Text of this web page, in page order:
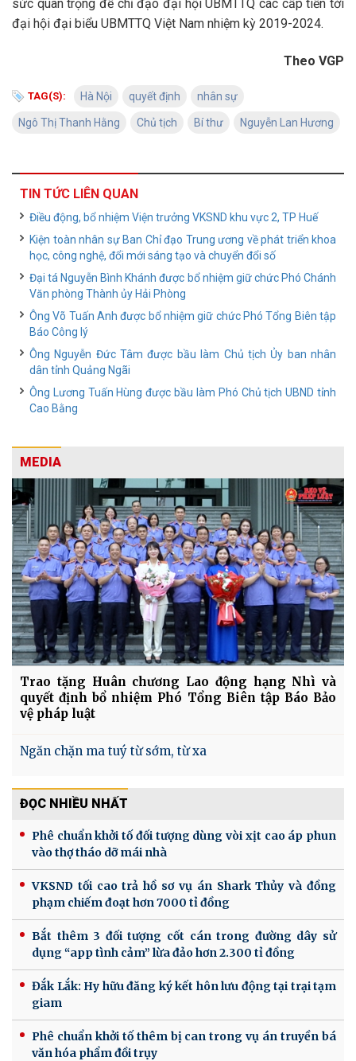
sức quan trọng để chỉ đạo đại hội UBMTTQ các cấp tiến tới
đại hội đại biểu UBMTTQ Việt Nam nhiệm kỳ 2019-2024.
Theo VGP
TAG(S): Hà Nội quyết định nhân sự
Ngô Thị Thanh Hằng Chủ tịch Bí thư Nguyễn Lan Hương
TIN TỨC LIÊN QUAN
Điều động, bổ nhiệm Viện trưởng VKSND khu vực 2, TP Huế
Kiện toàn nhân sự Ban Chỉ đạo Trung ương về phát triển khoa
học, công nghệ, đổi mới sáng tạo và chuyển đổi số
Đại tá Nguyễn Bình Khánh được bổ nhiệm giữ chức Phó Chánh
Văn phòng Thành ủy Hải Phòng
Ông Võ Tuấn Anh được bổ nhiệm giữ chức Phó Tổng Biên tập
Báo Công lý
Ông Nguyễn Đức Tâm được bầu làm Chủ tịch Ủy ban nhân
dân tỉnh Quảng Ngãi
Ông Lương Tuấn Hùng được bầu làm Phó Chủ tịch UBND tỉnh
Cao Bằng
MEDIA
Trao tặng Huân chương Lao động hạng Nhì và
quyết định bổ nhiệm Phó Tổng Biên tập Báo Bảo
vệ pháp luật
Ngăn chặn ma tuý từ sớm, từ xa
ĐỌC NHIỀU NHẤT
Phê chuẩn khởi tố đối tượng dùng vòi xịt cao áp phun
vào thợ tháo dỡ mái nhà
VKSND tối cao trả hồ sơ vụ án Shark Thủy và đồng
phạm chiếm đoạt hơn 7000 tỉ đồng
Bắt thêm 3 đối tượng cốt cán trong đường dây sử
dụng “app tình cảm” lừa đảo hơn 2.300 tỉ đồng
Đắk Lắk: Hy hữu đăng ký kết hôn lưu động tại trại tạm
giam
Phê chuẩn khởi tố thêm bị can trong vụ án truyền bá
văn hóa phẩm đồi trụy